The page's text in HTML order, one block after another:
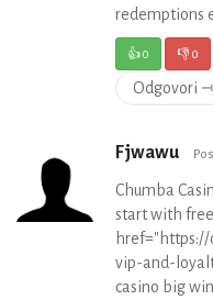
redemptions
👍0 👎0
Odgovori
Fjwawu
Chumba
start with
href="https://
vip-and-
casino big